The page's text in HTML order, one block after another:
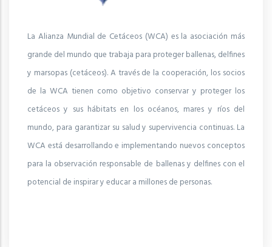
La Alianza Mundial de Cetáceos (WCA) es la asociación más
grande del mundo que trabaja para proteger ballenas, delfines
y marsopas (cetáceos). A través de la cooperación, los socios
de la WCA tienen como objetivo conservar y proteger los
cetáceos y sus hábitats en los océanos, mares y ríos del
mundo, para garantizar su salud y supervivencia continuas. La
WCA está desarrollando e implementando nuevos conceptos
para la observación responsable de ballenas y delfines con el
potencial de inspirar y educar a millones de personas.